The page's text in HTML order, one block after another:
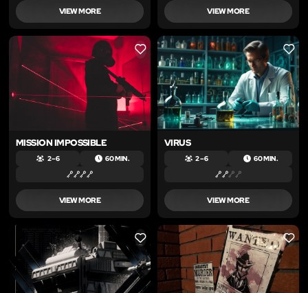
VIEW MORE VIEW MORE
LIKE
MISSION IMPOSSIBLE
2 – 6 60 MIN.
VIEW MORE
LIKE
VIRUS
2 – 6 60 MIN.
VIEW MORE
LIKE LIKE